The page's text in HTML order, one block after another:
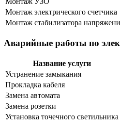
Монтаж электрического счетчика
Монтаж стабилизатора
Аварийные работы по
Название услуги
Устранение замыкания
Прокладка кабеля
Замена автомата
Замена розетки
Установка точечного светильника